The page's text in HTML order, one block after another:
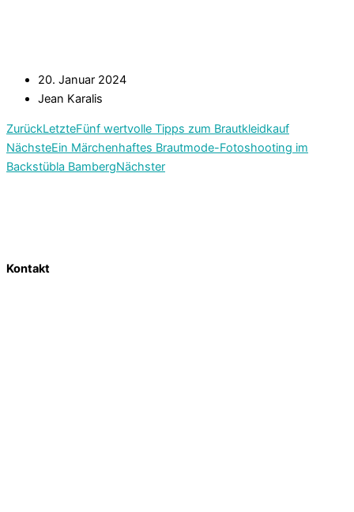
20. Januar 2024
Jean Karalis
ZurückLetzteFünf wertvolle Tipps zum Brautkleidkauf
NächsteEin Märchenhaftes Brautmode-Fotoshooting im
Backstübla BambergNächster
Kontakt